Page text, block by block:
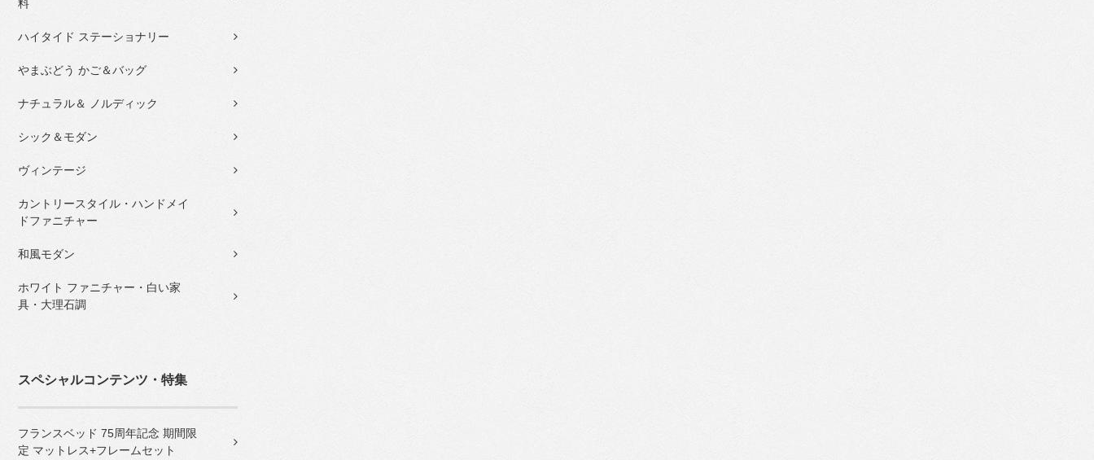
料
ハイタイド ステーショナリー
やまぶどう かご＆バッグ
ナチュラル＆ ノルディック
シック＆モダン
ヴィンテージ
カントリースタイル・ハンドメイ
ドファニチャー
和風モダン
ホワイト ファニチャー・白い家
具・大理石調
スペシャルコンテンツ・特集
フランスベッド 75周年記念 期間限
定 マットレス+フレームセット